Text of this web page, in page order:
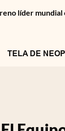
líder mundial
TELA DE